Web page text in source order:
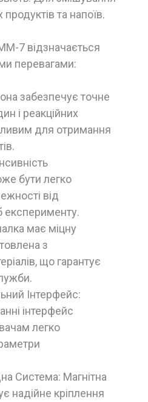
та напоїв.
7 відзначається
перевагами:
забезпечує точне
і реакційних
для отримання
бути легко
від
експерименту.
має міцну
з
що гарантує
Інтерфейс:
інтерфейс
легко
Система: Магнітна
надійне кріплення